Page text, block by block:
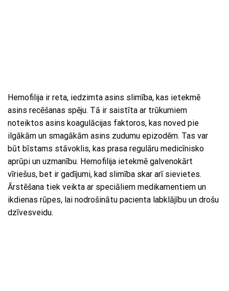
Hemofilija ir reta, iedzimta asins slimība, kas ietekmē
asins recēšanas spēju. Tā ir saistīta ar trūkumiem
noteiktos asins koagulācijas faktoros, kas noved pie
ilgākām un smagākām asins zudumu epizodēm. Tas var
būt bīstams stāvoklis, kas prasa regulāru medicīnisko
aprūpi un uzmanību. Hemofilija ietekmē galvenokārt
vīriešus, bet ir gadījumi, kad slimība skar arī sievietes.
Ārstēšana tiek veikta ar speciāliem medikamentiem un
ikdienas rūpes, lai nodrošinātu pacienta labklājību un drošu
dzīvesveidu.